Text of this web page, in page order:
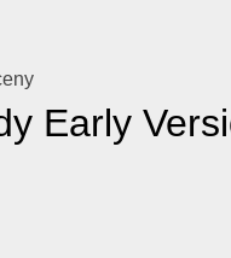
Early